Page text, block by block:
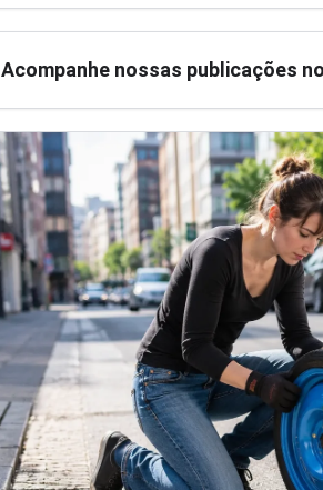
Acompanhe nossas publicações